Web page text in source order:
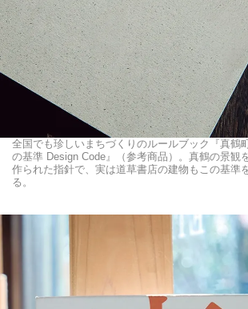
全国でも珍しいまちづくりのルールブック『真鶴
の基準 Design Code』（参考商品）。真鶴の景観
作られた指針で、実は道草書店の建物もこの基準
る。